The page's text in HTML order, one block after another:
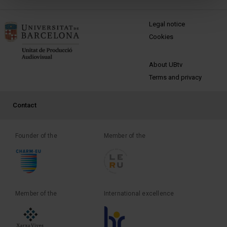
MENÚ PEU 1
Legal notice
Cookies
PEU 2
About UBtv
Terms and privacy
PEU 3
Contact
Founder of the Member of the
Member of the International excellence